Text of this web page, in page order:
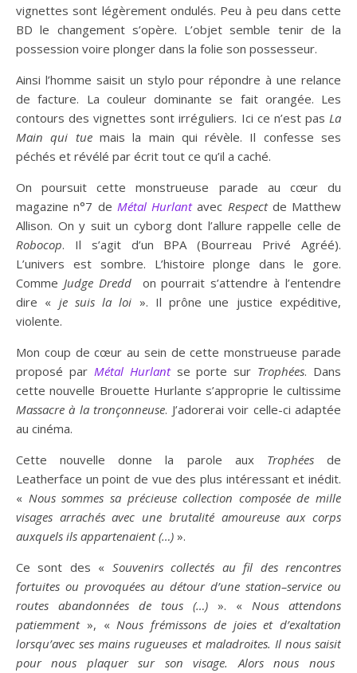
vignettes sont légèrement ondulés. Peu à peu dans cette
BD le changement s’opère. L’objet semble tenir de la
possession voire plonger dans la folie son possesseur.
Ainsi l’homme saisit un stylo pour répondre à une relance
de facture. La couleur dominante se fait orangée. Les
contours des vignettes sont irréguliers. Ici ce n’est pas La
Main qui tuemais la main qui révèle. Il confesse ses
péchés et révélé par écrit tout ce qu’il a caché.
On poursuit cette monstrueuse parade au cœur du
magazine n°7 de Métal Hurlantavec Respectde Matthew
Allison. On y suit un cyborg dont l’allure rappelle celle de
Robocop. Il s’agit d’un BPA (Bourreau Privé Agréé).
L’univers est sombre. L’histoire plonge dans le gore.
Comme Judge Dreddon pourrait s’attendre à l’entendre
dire « je suis la loi ». Il prône une justice expéditive,
violente.
Mon coup de cœur au sein de cette monstrueuse parade
proposé par Métal Hurlant se porte sur Trophées. Dans
cette nouvelle Brouette Hurlante s’approprie le cultissime
Massacre à la tronçonneuse. J’adorerai voir celle-ci adaptée
au cinéma.
Cette nouvelle donne la parole aux Trophéesde
Leatherface un point de vue des plus intéressant et inédit.
« Nous sommes sa précieuse collection composée de mille
visages arrachés avec une brutalité amoureuse aux corps
auxquels ils appartenaient (…) ».
Ce sont des « Souvenirs collectés aufil des rencontres
fortuites ou provoquées au détourd’une station–service ou
routes abandonnées de tous (…) ». « Nous attendons
patiemment», «Nous frémissons de joieset d’exaltation
lorsqu’avec ses mains rugueuses et maladroites. Il noussaisit
pour nous plaquer sur sonvisage. Alorsnous nous